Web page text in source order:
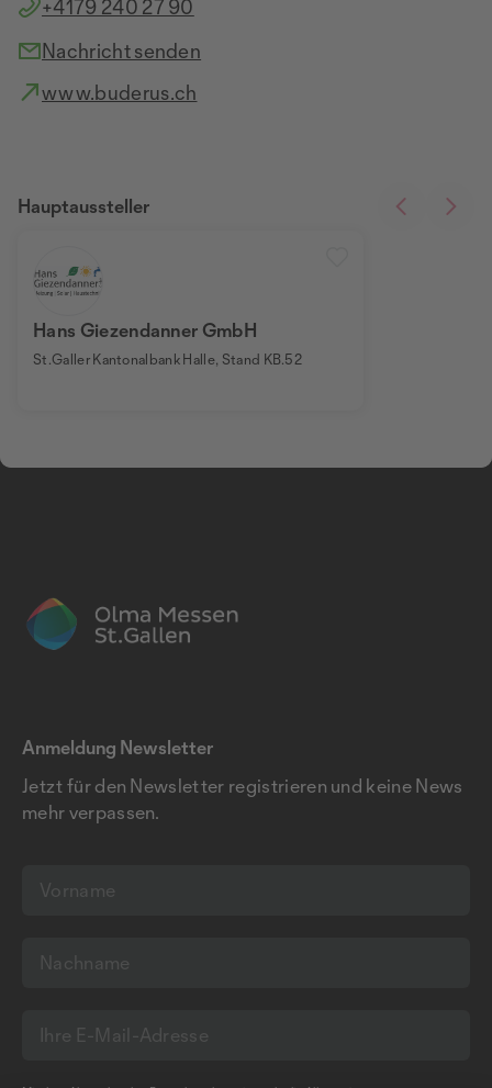
+4179 240 27 90
Nachricht senden
www.buderus.ch
Hans Giezendanner GmbH
St.Galler Kantonalbank Halle, Stand KB.52
Hauptaussteller
Anmeldung Newsletter
Jetzt für den Newsletter registrieren und keine News
mehr verpassen.